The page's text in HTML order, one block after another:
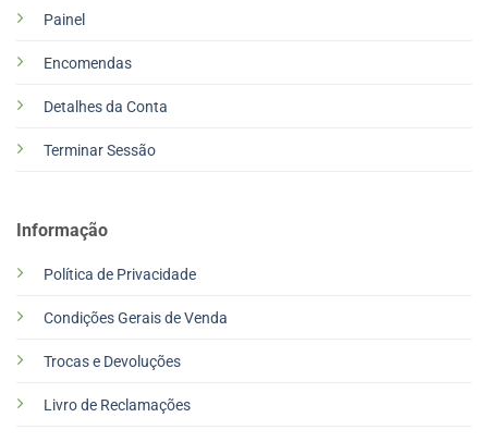
Painel
Encomendas
Detalhes da Conta
Terminar Sessão
Informação
Política de Privacidade
Condições Gerais de Venda
Trocas e Devoluções
Livro de Reclamações